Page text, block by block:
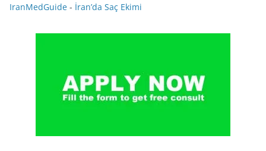
IranMedGuide - İran’da Saç Ekimi